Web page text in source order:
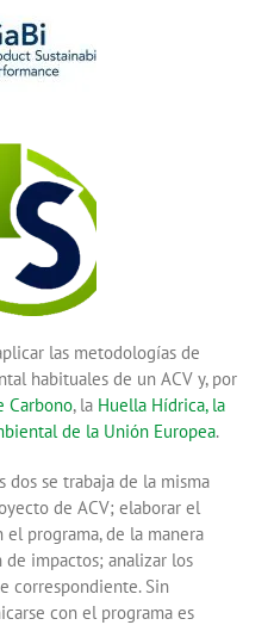
las metodologías de
habituales de un ACV y, por
Carbono, la Huella Hídrica, la
de la Unión Europea.
dos se trabaja de la misma
de ACV; elaborar el
programa, de la manera
de impactos; analizar los
correspondiente. Sin
con el programa es